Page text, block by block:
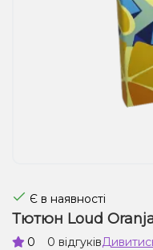
Рідини для
Подарункові набори
Є в наявності
Тютюн Loud
0 0 відгуків